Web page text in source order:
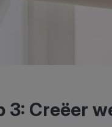
3: Creëer